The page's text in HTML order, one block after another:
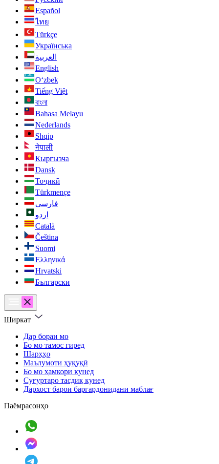
Español
ไทย
Türkçe
Українська
العربية
English
O‘zbek
Tiếng Việt
বাংলা
Bahasa Melayu
Nederlands
Shqip
नेपाली
Кыргызча
Dansk
Тоҷикӣ
Türkmençe
فارسی
اردو
Català
Čeština
Suomi
Ελληνικά
Hrvatski
Български
Ширкат
Дар бораи мо
Бо мо тамос гиред
Шарҳҳо
Маълумоти ҳуқуқӣ
Бо мо ҳамкорӣ кунед
Суғуртаро тасдиқ кунед
Дархост барои баргардонидани маблағ
Паёмрасонҳо